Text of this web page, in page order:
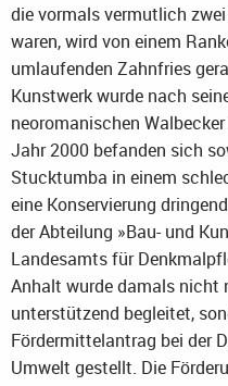
die vormals vermutlich
waren, wird von einem
umlaufenden Zahnfries
Kunstwerk wurde nach
neoromanischen
Jahr 2000 befanden sich
Stucktumba in einem
eine Konservierung
der Abteilung »Bau- und
Landesamts für
Anhalt wurde damals nicht
unterstützend begleitet,
Fördermittelantrag bei der
Umwelt gestellt. Die